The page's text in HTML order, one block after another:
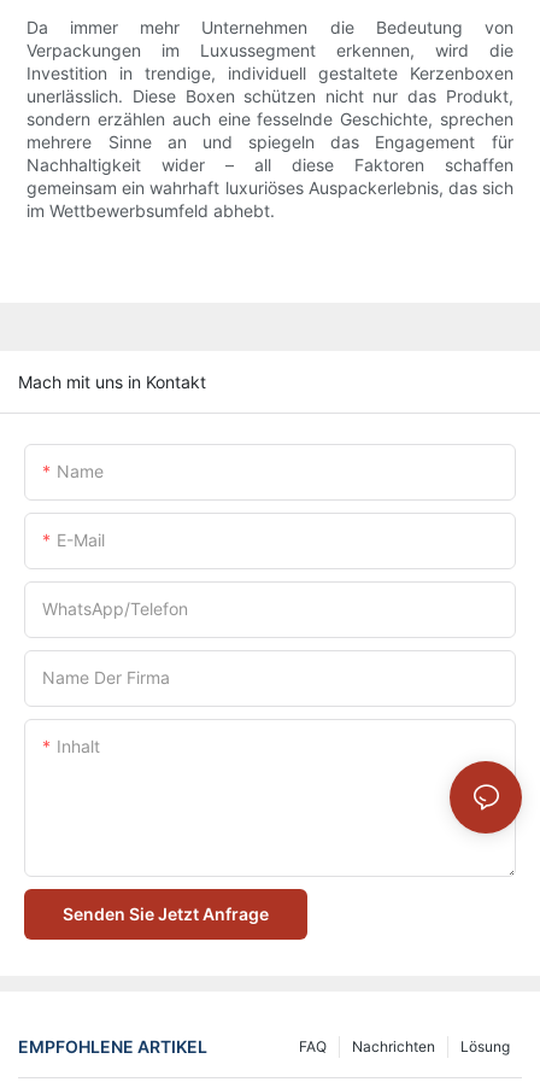
Da immer mehr Unternehmen die Bedeutung von
Verpackungen im Luxussegment erkennen, wird die
Investition in trendige, individuell gestaltete Kerzenboxen
unerlässlich. Diese Boxen schützen nicht nur das Produkt,
sondern erzählen auch eine fesselnde Geschichte, sprechen
mehrere Sinne an und spiegeln das Engagement für
Nachhaltigkeit wider – all diese Faktoren schaffen
gemeinsam ein wahrhaft luxuriöses Auspackerlebnis, das sich
im Wettbewerbsumfeld abhebt.
Mach mit uns in Kontakt
Name
E-Mail
WhatsApp/Telefon
Name Der Firma
Inhalt
Senden Sie Jetzt Anfrage
EMPFOHLENE ARTIKEL Lösung
Nachrichten
FAQ